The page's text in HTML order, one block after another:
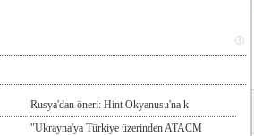
Rusya'dan öneri: Hint Okyanusu'na k
"Ukrayna'ya Türkiye üzerinden ATACM